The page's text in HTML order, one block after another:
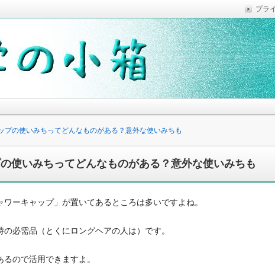
プラ
ったことや知っていれば便利なことなどを気がついた時に綴ってい
れば嬉しく思います。
プの使いみちってどんなものがある？意外な使いみちも
使いみちってどんなものがある？意外な使いみちも
ーキャップ」が置いてあるところは多いですよね。
必需品（とくにロングヘアの人は）です。
ので活用できますよ。